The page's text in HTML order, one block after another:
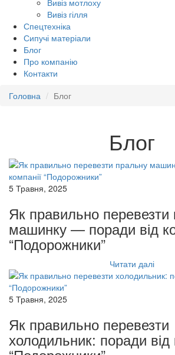
Вивіз гілля
Спецтехніка
Сипучі матеріали
Блог
Про компанію
Контакти
Головна
Блог
Блог
5 Травня, 2025
Як правильно перевезти
машинку — поради від
“Подорожники”
Читати далі
5 Травня, 2025
Як правильно перевезти
холодильник: поради від